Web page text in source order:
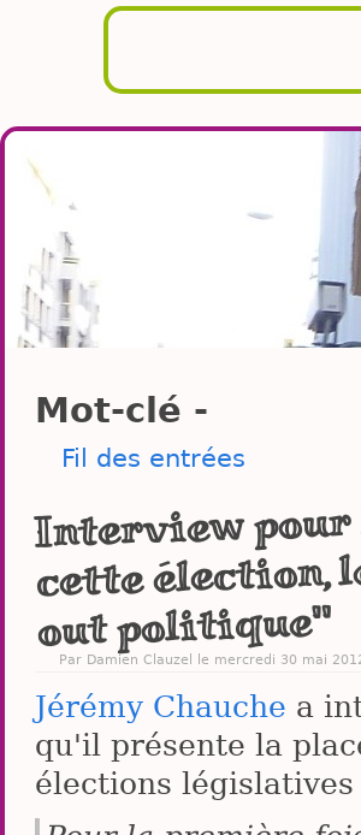
Mot-clé -
Fil des entrées
Interview pour
cette élection,
out politique"
Par Damien Clauzel le mercredi 30 mai
Jérémy Chauche a
qu'il présente la
élections